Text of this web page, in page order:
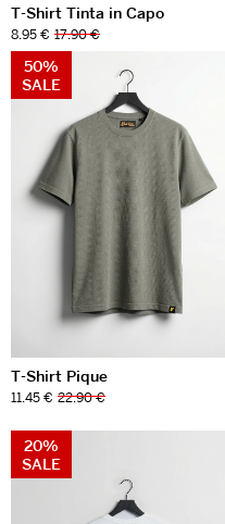
T-Shirt Tinta in Capo
8.95 € 17.90 €
50%
SALE
T-Shirt Pique
11.45 € 22.90 €
20%
SALE